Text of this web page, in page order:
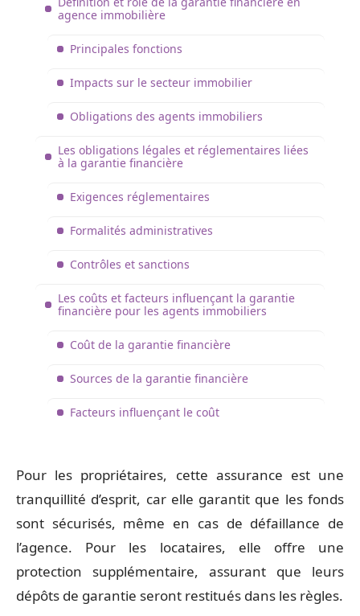
agence immobilière
Principales fonctions
Impacts sur le secteur immobilier
Obligations des agents immobiliers
Les obligations légales et réglementaires liées
à la garantie financière
Exigences réglementaires
Formalités administratives
Contrôles et sanctions
Les coûts et facteurs influençant la garantie
financière pour les agents immobiliers
Coût de la garantie financière
Sources de la garantie financière
Facteurs influençant le coût
Pour les propriétaires, cette assurance est une
tranquillité d’esprit, car elle garantit que les fonds
sont sécurisés, même en cas de défaillance de
l’agence. Pour les locataires, elle offre une
protection supplémentaire, assurant que leurs
dépôts de garantie seront restitués dans les règles.